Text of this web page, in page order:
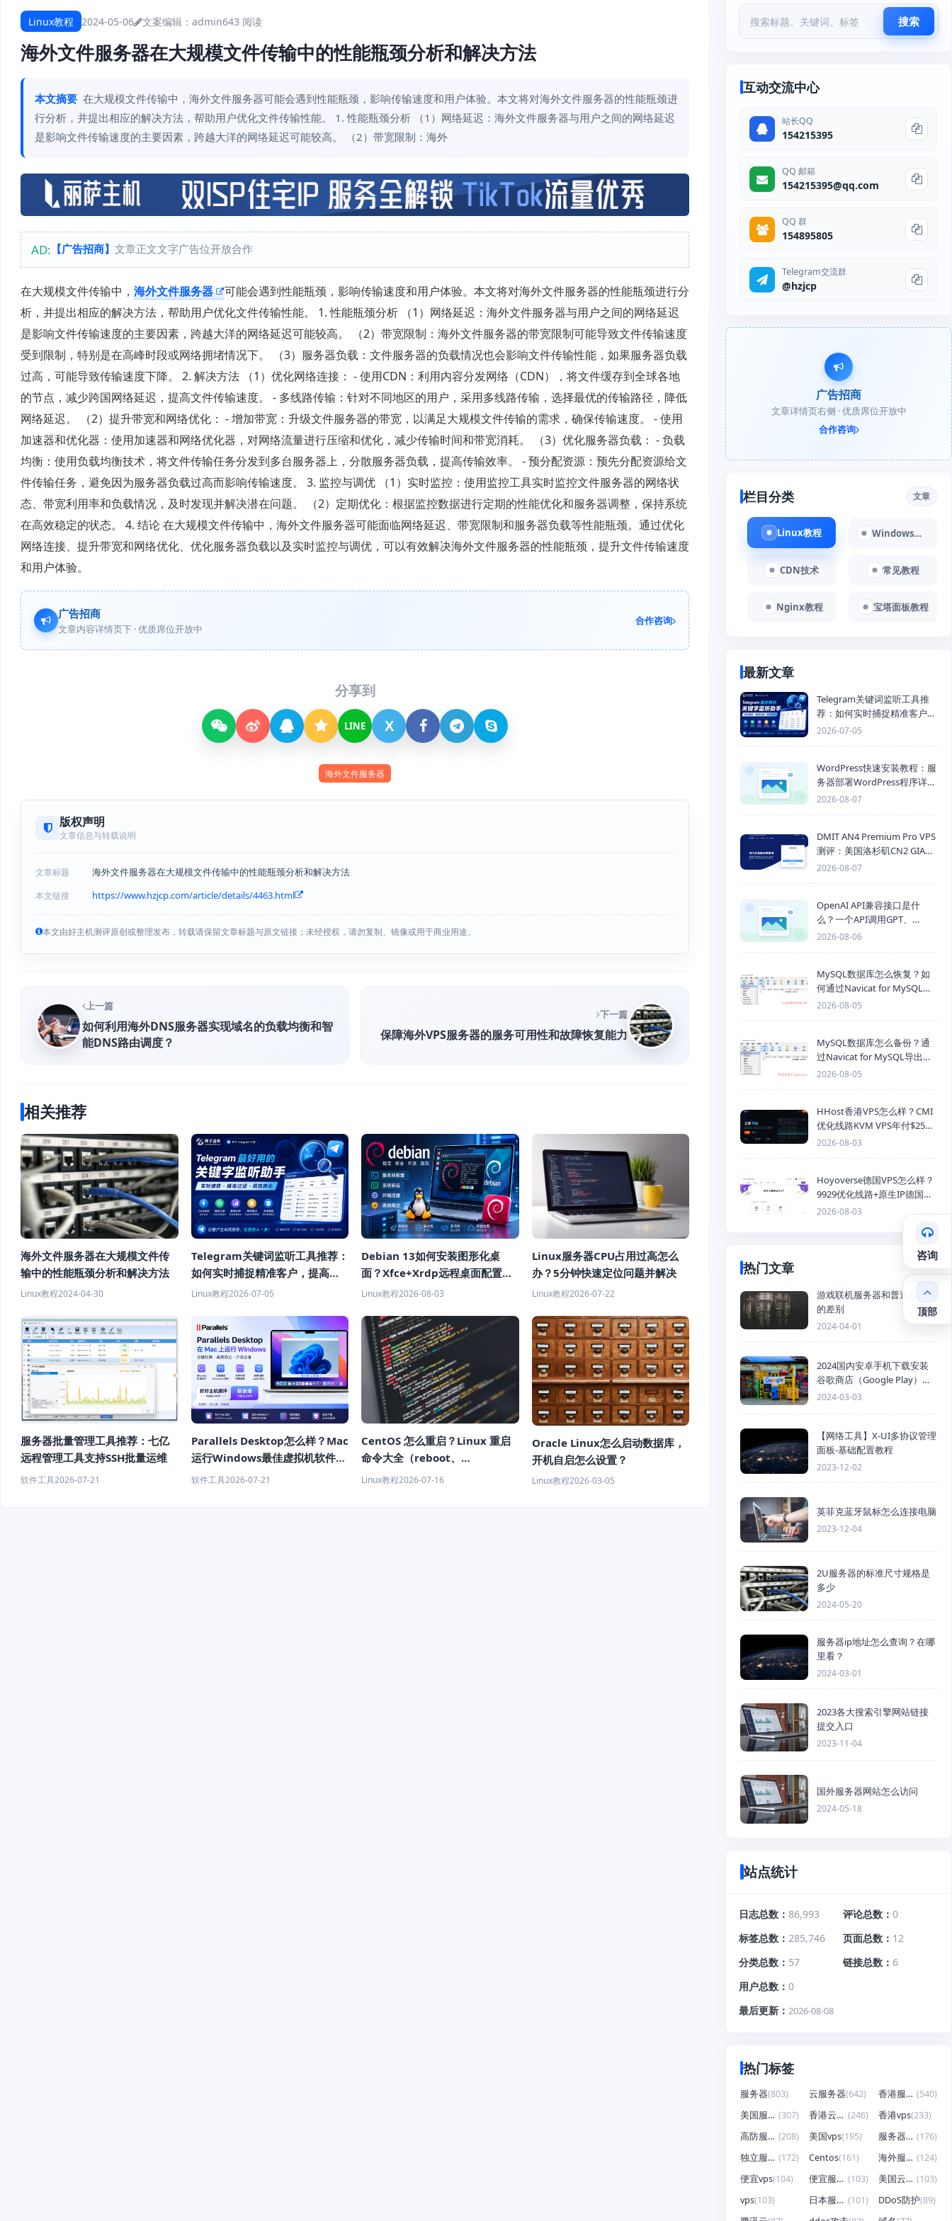
Linux教程 2024-05-06 文案编辑：admin643 阅读
海外文件服务器在大规模文件传输中的性能瓶颈分析和解决方法
本文摘要 在大规模文件传输中，海外文件服务器可能会遇到性能瓶颈，影响传输速度和用户体验。本文将对海外文件服务器的性能瓶颈进
行分析，并提出相应的解决方法，帮助用户优化文件传输性能。 1. 性能瓶颈分析 （1）网络延迟：海外文件服务器与用户之间的网络延迟
是影响文件传输速度的主要因素，跨越大洋的网络延迟可能较高。 （2）带宽限制：海外
AD: 【广告招商】 文章正文文字广告位开放合作
在大规模文件传输中， 海外文件服务器
可能会遇到性能瓶颈，影响传输速度和用户体验。本文将对海外文件服务器的性能瓶颈进行分
析，并提出相应的解决方法，帮助用户优化文件传输性能。 1. 性能瓶颈分析 （1）网络延迟：海外文件服务器与用户之间的网络延迟
是影响文件传输速度的主要因素，跨越大洋的网络延迟可能较高。 （2）带宽限制：海外文件服务器的带宽限制可能导致文件传输速度
受到限制，特别是在高峰时段或网络拥堵情况下。 （3）服务器负载：文件服务器的负载情况也会影响文件传输性能，如果服务器负载
过高，可能导致传输速度下降。 2. 解决方法 （1）优化网络连接： - 使用CDN：利用内容分发网络（CDN），将文件缓存到全球各地
的节点，减少跨国网络延迟，提高文件传输速度。 - 多线路传输：针对不同地区的用户，采用多线路传输，选择最优的传输路径，降低
网络延迟。 （2）提升带宽和网络优化： - 增加带宽：升级文件服务器的带宽，以满足大规模文件传输的需求，确保传输速度。 - 使用
加速器和优化器：使用加速器和网络优化器，对网络流量进行压缩和优化，减少传输时间和带宽消耗。 （3）优化服务器负载： - 负载
均衡：使用负载均衡技术，将文件传输任务分发到多台服务器上，分散服务器负载，提高传输效率。 - 预分配资源：预先分配资源给文
件传输任务，避免因为服务器负载过高而影响传输速度。 3. 监控与调优 （1）实时监控：使用监控工具实时监控文件服务器的网络状
态、带宽利用率和负载情况，及时发现并解决潜在问题。 （2）定期优化：根据监控数据进行定期的性能优化和服务器调整，保持系统
在高效稳定的状态。 4. 结论 在大规模文件传输中，海外文件服务器可能面临网络延迟、带宽限制和服务器负载等性能瓶颈。通过优化
网络连接、提升带宽和网络优化、优化服务器负载以及实时监控与调优，可以有效解决海外文件服务器的性能瓶颈，提升文件传输速度
和用户体验。
广告招商
文章内容详情页下 · 优质席位开放中
合作咨询
分享到
LINE X
海外文件服务器
版权声明
文章信息与转载说明
文章标题 海外文件服务器在大规模文件传输中的性能瓶颈分析和解决方法
本文链接 https://www.hzjcp.com/article/details/4463.html
本文由好主机测评原创或整理发布，转载请保留文章标题与原文链接；未经授权，请勿复制、镜像或用于商业用途。
上一篇
如何利用海外DNS服务器实现域名的负载均衡和智
能DNS路由调度？
下一篇
保障海外VPS服务器的服务可用性和故障恢复能力
相关推荐
海外文件服务器在大规模文件传
输中的性能瓶颈分析和解决方法
Linux教程2024-04-30
Telegram关键词监听工具推荐：
如何实时捕捉精准客户，提高获
客效率？
Linux教程2026-07-05
Debian 13如何安装图形化桌
面？Xfce+Xrdp远程桌面配置教
程
Linux教程2026-08-03
Linux服务器CPU占用过高怎么
办？5分钟快速定位问题并解决
Linux教程2026-07-22
服务器批量管理工具推荐：七亿
远程管理工具支持SSH批量运维
软件工具2026-07-21
Parallels Desktop怎么样？Mac
运行Windows最佳虚拟机软件推
荐
软件工具2026-07-21
CentOS 怎么重启？Linux 重启
命令大全（reboot、
shutdown、systemctl 教程）
Linux教程2026-07-16
Oracle Linux怎么启动数据库，
开机自启怎么设置？
Linux教程2026-03-05
搜索
互动交流中心
站长QQ
154215395
QQ 邮箱
154215395@qq.com
QQ 群
154895805
Telegram交流群
@hzjcp
广告招商
文章详情页右侧 · 优质席位开放中
合作咨询
栏目分类 文章
Linux教程 Windows教程
CDN技术 常见教程
Nginx教程 宝塔面板教程
最新文章
Telegram关键词监听工具推
荐：如何实时捕捉精准客户，
提高获客效率？
2026-07-05
WordPress快速安装教程：服
务器部署WordPress程序详细
步骤
2026-08-07
DMIT AN4 Premium Pro VPS
测评：美国洛杉矶CN2 GIA三
网优化线路性能测试
2026-08-07
OpenAI API兼容接口是什
么？一个API调用GPT、
Claude、Gemini、DeepSeek
2026-08-06
MySQL数据库怎么恢复？如
何通过Navicat for MySQL导
入SQL备份文件
2026-08-05
MySQL数据库怎么备份？通
过Navicat for MySQL导出
Mysql数据库为SQL格式备份
2026-08-05
HHost香港VPS怎么样？CMI
优化线路KVM VPS年付$25
起，4GB内存优惠套餐
2026-08-03
Hoyoverse德国VPS怎么样？
9929优化线路+原生IP德国
KVM VPS推荐
2026-08-03
热门文章
游戏联机服务器和普通服务器
的差别
2024-04-01
2024国内安卓手机下载安装
谷歌商店（Google Play）详
细步骤
2024-03-03
【网络工具】X-UI多协议管理
面板-基础配置教程
2023-12-02
英菲克蓝牙鼠标怎么连接电脑
2023-12-04
2U服务器的标准尺寸规格是
多少
2024-05-20
服务器ip地址怎么查询？在哪
里看？
2024-03-01
2023各大搜索引擎网站链接
提交入口
2023-11-04
国外服务器网站怎么访问
2024-05-18
站点统计
日志总数 86,993 评论总数
0
标签总数
285,746 页面总数
12
分类总数
57 链接总数
6
用户总数
0
最后更新
2026-08-08
热门标签
服务器(803) 云服务器(642) 香港服务器 (540)
美国服务器 (307) 香港云服务器 (246) 香港vps(233)
高防服务器 (208) 美国vps(195) 服务器租用 (176)
独立服务器 (172) Centos(161) 海外服务器 (124)
便宜vps(104) 便宜服务器 (103) 美国云服务器 (103)
vps(103) 日本服务器 (101) DDoS防护(89)
咨询
顶部